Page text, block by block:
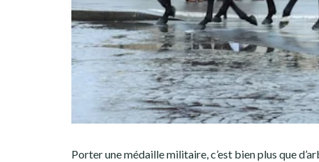
Porter une médaille militaire, c’est bien plus que